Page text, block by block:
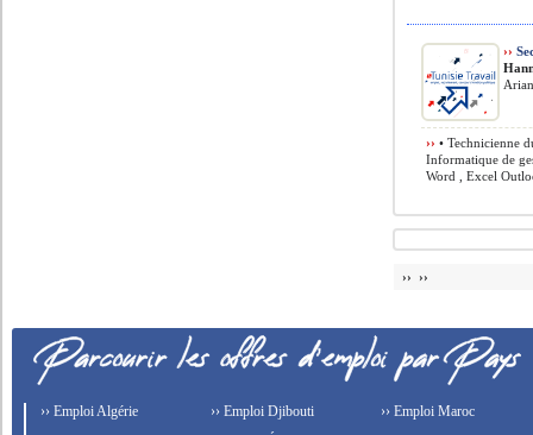
››
›› • Technicienne
Informatique de
Word , Excel
›› ››
›› Emploi Algérie
›› Emploi Djibouti
›› Emploi Maroc